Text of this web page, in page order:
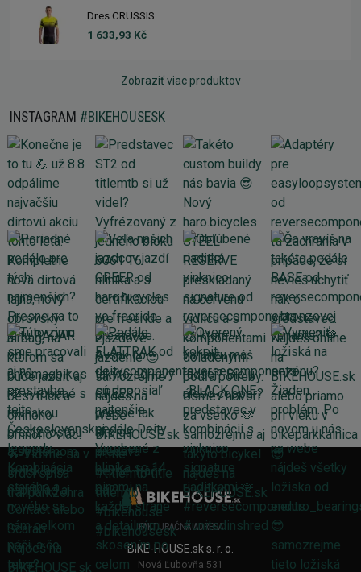
Dres CRUSSIS
1 633,93 Kč
Zobraziť viac produktov
INSTAGRAM #BIKEHOUSESK
FAKTURAČNÁ ADRESA
BIKE-HOUSE.sk s. r. o.
Nová Ľubovňa 531